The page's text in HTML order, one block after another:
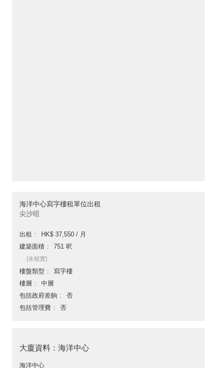
海洋中心寫字樓租單位出租
尖沙咀
出租
HK$ 37,550 / 月
建築面積
751 呎
[未核實]
樓盤類型
寫字樓
樓層
中層
包括政府差餉
否
包括管理費
否
大廈資料：海洋中心
海洋中心